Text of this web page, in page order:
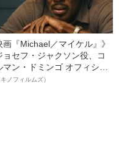
画『Michael／マイケル』》
ョセフ・ジャクソン役、コ
マン・ドミンゴ オフィシャ
ンタビュー“観客を魅了した
ノフィルムズ）